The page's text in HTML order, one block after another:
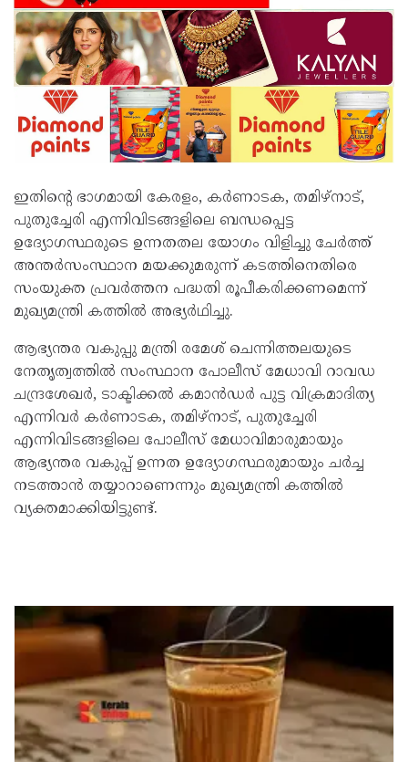
ഇതിന്റെ ഭാഗമായി കേരളം, കർണാടക, തമിഴ്‌നാട്,
പുതുച്ചേരി എന്നിവിടങ്ങളിലെ ബന്ധപ്പെട്ട
ഉദ്യോഗസ്ഥരുടെ ഉന്നതതല യോഗം വിളിച്ചു ചേർത്ത്
അന്തർസംസ്ഥാന മയക്കുമരുന്ന് കടത്തിനെതിരെ
സംയുക്ത പ്രവർത്തന പദ്ധതി രൂപീകരിക്കണമെന്ന്
മുഖ്യമന്ത്രി കത്തിൽ അഭ്യർഥിച്ചു.
ആഭ്യന്തര വകുപ്പു മന്ത്രി രമേശ് ചെന്നിത്തലയുടെ
നേതൃത്വത്തിൽ സംസ്ഥാന പോലീസ് മേധാവി റാവഡ
ചന്ദ്രശേഖർ, ടാക്ടിക്കൽ കമാൻഡർ പുട്ട വിക്രമാദിത്യ
എന്നിവർ കർണാടക, തമിഴ്‌നാട്, പുതുച്ചേരി
എന്നിവിടങ്ങളിലെ പോലീസ് മേധാവിമാരുമായും
ആഭ്യന്തര വകുപ്പ് ഉന്നത ഉദ്യോഗസ്ഥരുമായും ചർച്ച
നടത്താൻ തയ്യാറാണെന്നും മുഖ്യമന്ത്രി കത്തിൽ
വ്യക്തമാക്കിയിട്ടുണ്ട്.